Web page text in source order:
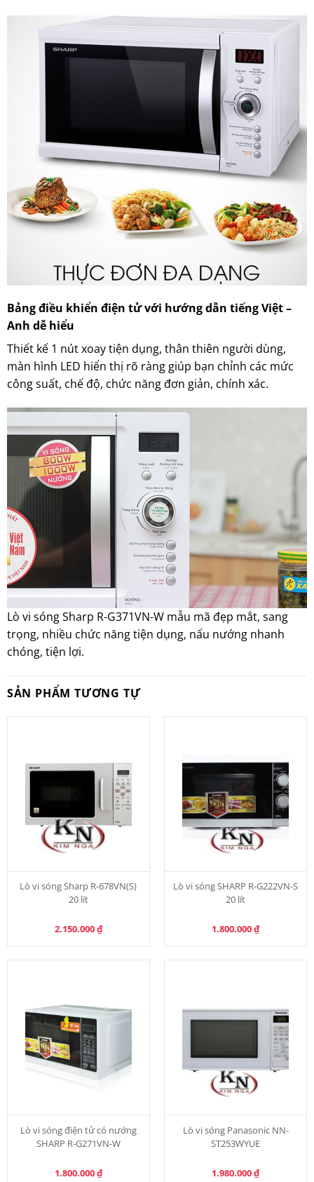
Bảng điều khiển điện tử với hướng dẫn tiếng Việt –
Anh dễ hiểu
Thiết kế 1 nút xoay tiện dụng, thân thiên người dùng,
màn hình LED hiển thị rõ ràng giúp bạn chỉnh các mức
công suất, chế độ, chức năng đơn giản, chính xác.
Lò vi sóng Sharp R-G371VN-W mẫu mã đẹp mắt, sang
trọng, nhiều chức năng tiện dụng, nấu nướng nhanh
chóng, tiện lợi.
SẢN PHẨM TƯƠNG TỰ
Lò vi sóng Sharp R-678VN(S)
20 lít
2.150.000₫
Lò vi sóng SHARP R-G222VN-S
20 lít
1.800.000₫
Lò vi sóng điện tử có nướng
SHARP R-G271VN-W
1.800.000₫
Lò vi sóng Panasonic NN-
ST253WYUE
1.980.000₫